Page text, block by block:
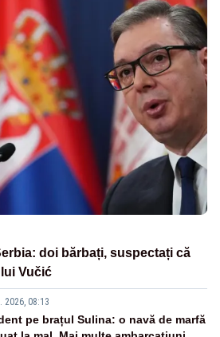
doi bărbați, suspectați că
Vučić
2026, 08:13
pe brațul Sulina: o navă de marfă